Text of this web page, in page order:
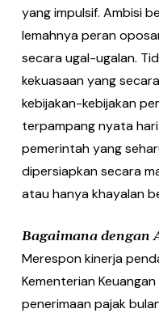
yang impulsif. Ambisi
lemahnya peran
secara ugal-ugalan.
kekuasaan yang
kebijakan-kebijakan
terpampang nyata
pemerintah yang
dipersiapkan secara
atau hanya khayalan
Bagaimana dengan
Merespon kinerja
Kementerian
penerimaan pajak